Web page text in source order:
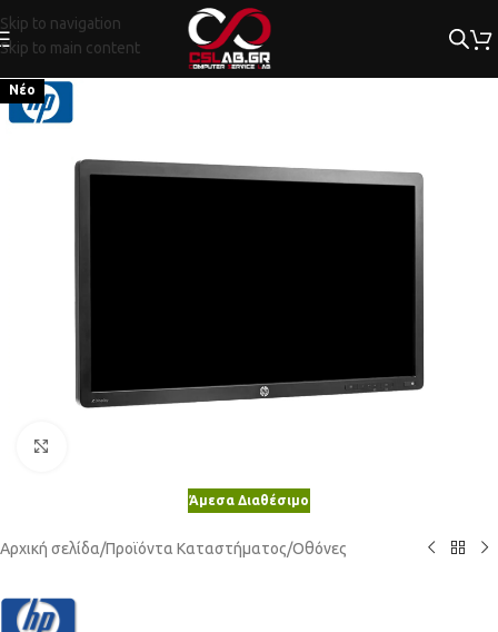
Skip to navigation
Skip to main content
Νέο
Άμεσα Διαθέσιμο
Αρχική σελίδα/Προϊόντα Καταστήματος/Οθόνες